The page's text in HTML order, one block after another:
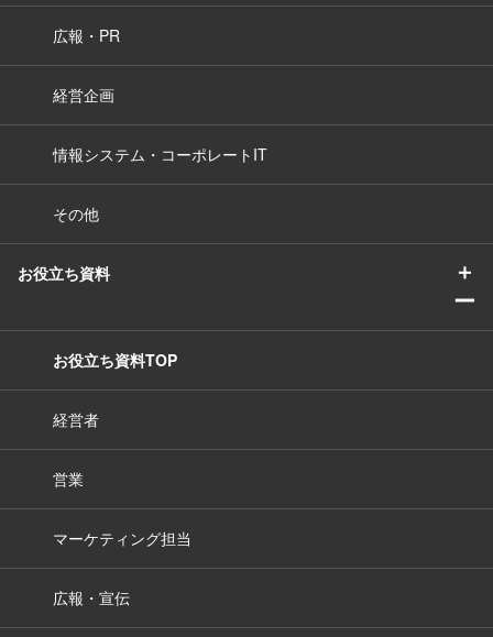
広報・PR
経営企画
情報システム・コーポレートIT
その他
お役立ち資料
＋
ー
お役立ち資料TOP
経営者
営業
マーケティング担当
広報・宣伝